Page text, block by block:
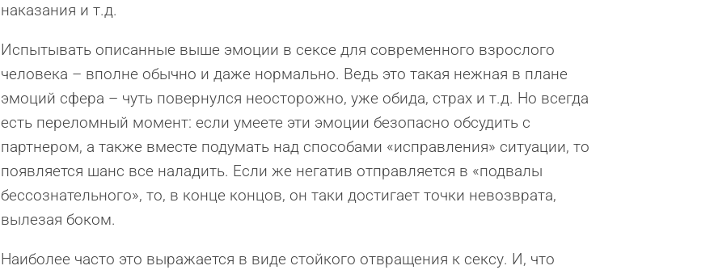
наказания и т.д.
Испытывать описанные выше эмоции в сексе для современного взрослого
человека – вполне обычно и даже нормально. Ведь это такая нежная в плане
эмоций сфера – чуть повернулся неосторожно, уже обида, страх и т.д. Но всегда
есть переломный момент: если умеете эти эмоции безопасно обсудить с
партнером, а также вместе подумать над способами «исправления» ситуации, то
появляется шанс все наладить. Если же негатив отправляется в «подвалы
бессознательного», то, в конце концов, он таки достигает точки невозврата,
вылезая боком.
Наиболее часто это выражается в виде стойкого отвращения к сексу. И, что